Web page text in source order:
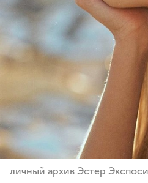
личный архив Эстер